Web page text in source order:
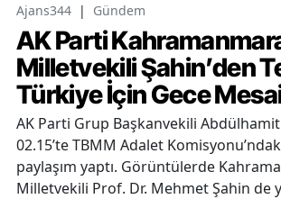
Ajans344 | Gündem
AK Parti
Milletvekili Şahin’den
Türkiye İçin Gece
AK Parti Grup Başkanvekili
02.15’te TBMM Adalet
paylaşım yaptı. Görüntülerde
Milletvekili Prof. Dr. Mehmet Şahin de